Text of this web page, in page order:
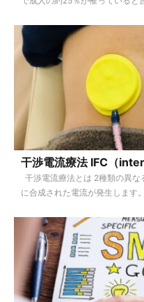
干渉電流療法 IFC（
干渉電流療法とは 2種類の異
に合成された電流が発生します